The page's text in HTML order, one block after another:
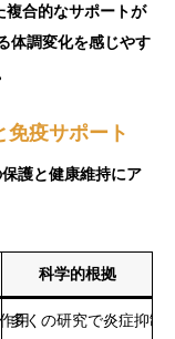
複合的なサポートが
体調変化を感じやす
疫サポート
護と健康維持にア
科学的根拠
用
多くの研究で炎症抑制